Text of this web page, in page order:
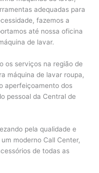
adequadas para
fazemos a
até nossa oficina
de lavar.
os serviços na região de
máquina de lavar roupa,
aperfeiçoamento dos
pessoal da Central de
pela qualidade e
moderno Call Center,
de todas as